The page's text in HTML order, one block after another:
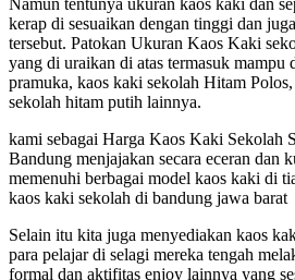
kerap di sesuaikan dengan tinggi dan
tersebut. Patokan Ukuran Kaos Kaki
yang di uraikan di atas termasuk
pramuka, kaos kaki sekolah Hitam
sekolah hitam putih lainnya.
kami sebagai Harga Kaos Kaki Sekolah
Bandung menjajakan secara eceran dan
memenuhi berbagai model kaos kaki di
kaos kaki sekolah di bandung jawa barat
Selain itu kita juga menyediakan kaos
para pelajar di selagi mereka tengah
formal dan aktifitas enjoy lainnya yang